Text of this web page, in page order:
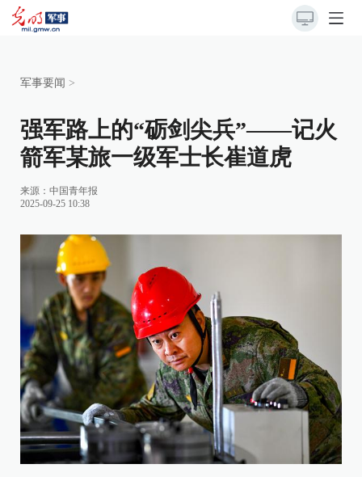
军事要闻 >
强军路上的“砺剑尖兵”——记火
箭军某旅一级军士长崔道虎
来源： 中国青年报
2025-09-25 10:38